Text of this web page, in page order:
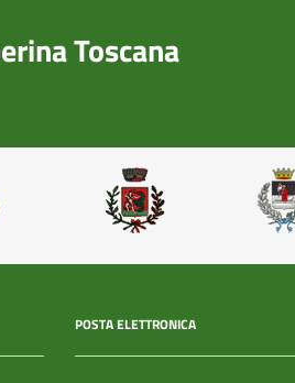
Toscana
POSTA ELETTRONICA